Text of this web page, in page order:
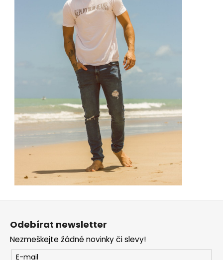
Odebírat newsletter
Nezmeškejte žádné novinky či slevy!
E-mail